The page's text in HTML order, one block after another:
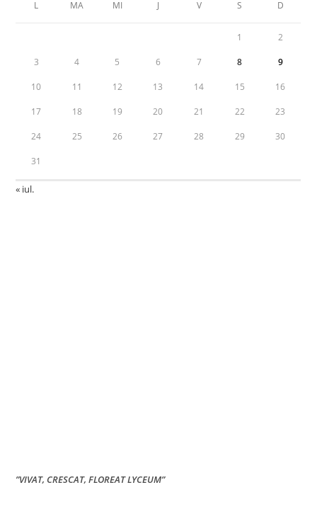
L MA MI J V S D
1 2
3 4 5 6 7 8 9
10 11 12 13 14 15 16
17 18 19 20 21 22 23
24 25 26 27 28 29 30
31
« iul.
”VIVAT, CRESCAT, FLOREAT LYCEUM”